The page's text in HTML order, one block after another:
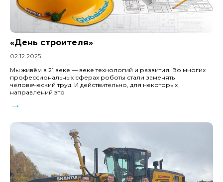
«День строителя»
02.12.2025
Мы живём в 21 веке — веке технологий и развития. Во многих
профессиональных сферах роботы стали заменять
человеческий труд. И действительно, для некоторых
направлений это
→